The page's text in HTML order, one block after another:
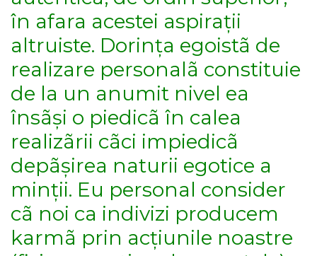
în afara acestei aspirații
altruiste. Dorința egoistã de
realizare personalã constituie
de la un anumit nivel ea
însãși o piedicã în calea
realizãrii cãci impiedicã
depãșirea naturii egotice a
minții. Eu personal consider
cã noi ca indivizi producem
karmã prin acțiunile noastre